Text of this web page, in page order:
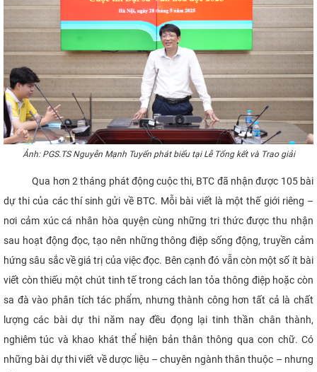
Ảnh: PGS.TS Nguyễn Mạnh Tuyển phát biểu tại Lễ Tổng kết và Trao giải
Qua hơn 2 tháng phát động cuộc thi, BTC đã nhận được 105 bài
dự thi của các thí sinh gửi về BTC. Mỗi bài viết là một thế giới riêng –
nơi cảm xúc cá nhân hòa quyện cùng những tri thức được thu nhận
sau hoạt động đọc, tạo nên những thông điệp sống động, truyền cảm
hứng sâu sắc về giá trị của việc đọc. Bên cạnh đó vẫn còn một số ít bài
viết còn thiếu một chút tinh tế trong cách lan tỏa thông điệp hoặc còn
sa đà vào phân tích tác phẩm, nhưng thành công hơn tất cả là chất
lượng các bài dự thi năm nay đều đọng lại tinh thần chân thành,
nghiêm túc và khao khát thể hiện bản thân thông qua con chữ. Có
những bài dự thi viết về dược liệu – chuyên ngành thân thuộc – nhưng